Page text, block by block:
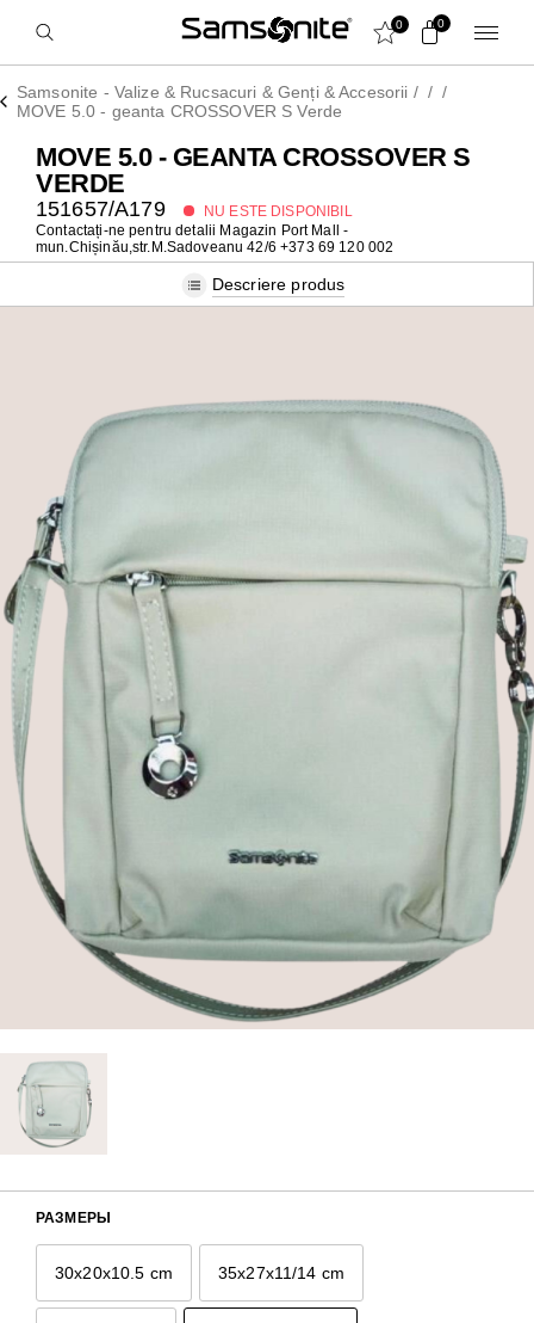
0 0
Samsonite - Valize & Rucsacuri & Genți & Accesorii / / /
MOVE 5.0 - geanta CROSSOVER S Verde
MOVE 5.0 - GEANTA CROSSOVER S
VERDE
151657/A179
NU ESTE DISPONIBIL
Contactați-ne pentru detalii Magazin Port Mall -
mun.Chișinău,str.M.Sadoveanu 42/6 +373 69 120 002
Descriere produs
РАЗМЕРЫ
30x20x10.5 cm 35x27x11/14 cm